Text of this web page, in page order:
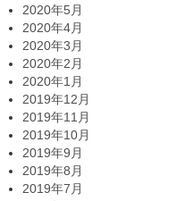
2020年5月
2020年4月
2020年3月
2020年2月
2020年1月
2019年12月
2019年11月
2019年10月
2019年9月
2019年8月
2019年7月